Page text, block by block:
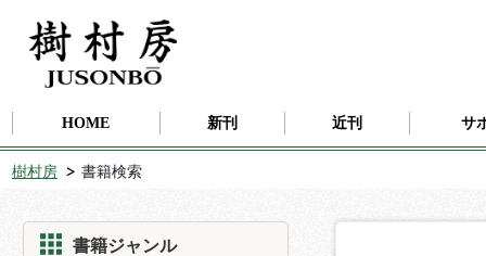
HOME 新刊 近刊 サ
樹村房 書籍検索
書籍ジャンル